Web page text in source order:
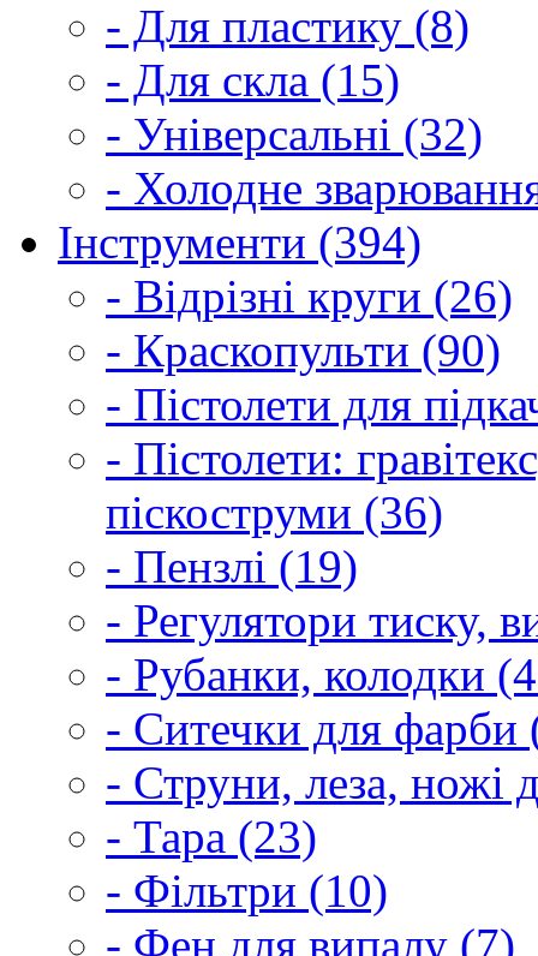
- Для пластику (8)
- Для скла (15)
- Універсальні (32)
- Холодне
Інструменти (394)
- Відрізні круги (26)
- Краскопульти (90)
- Пістолети для
- Пістолети:
піскоструми (36)
- Пензлі (19)
- Регулятори тиску,
- Рубанки, колодки
- Ситечки для фарби
- Струни, леза, ножі
- Тара (23)
- Фільтри (10)
- Фен для випалу (7)